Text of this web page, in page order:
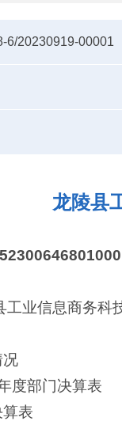
6/20230919-00001
龙陵县
工业信息商务科
况
度部门决算表
表